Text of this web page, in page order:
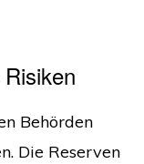
Behörden
Die Reserven